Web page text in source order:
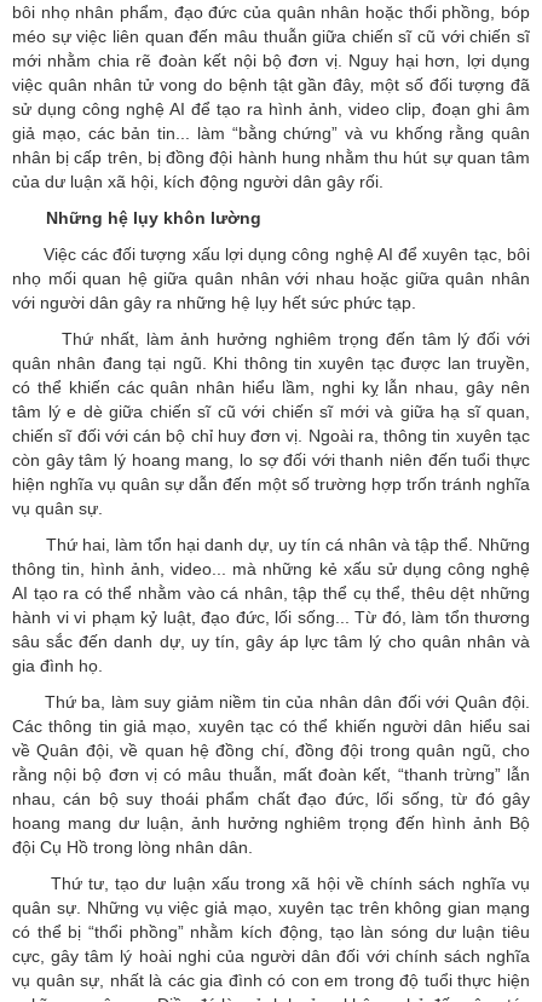
bôi nhọ nhân phẩm, đạo đức của quân nhân hoặc thổi phồng, bóp
méo sự việc liên quan đến mâu thuẫn giữa chiến sĩ cũ với chiến sĩ
mới nhằm chia rẽ đoàn kết nội bộ đơn vị. Nguy hại hơn, lợi dụng
việc quân nhân tử vong do bệnh tật gần đây, một số đối tượng đã
sử dụng công nghệ AI để tạo ra hình ảnh, video clip, đoạn ghi âm
giả mạo, các bản tin... làm “bằng chứng” và vu khống rằng quân
nhân bị cấp trên, bị đồng đội hành hung nhằm thu hút sự quan tâm
của dư luận xã hội, kích động người dân gây rối.
Những hệ lụy khôn lường
Việc các đối tượng xấu lợi dụng công nghệ AI để xuyên tạc, bôi
nhọ mối quan hệ giữa quân nhân với nhau hoặc giữa quân nhân
với người dân gây ra những hệ lụy hết sức phức tạp.
Thứ nhất, làm ảnh hưởng nghiêm trọng đến tâm lý đối với
quân nhân đang tại ngũ. Khi thông tin xuyên tạc được lan truyền,
có thể khiến các quân nhân hiểu lầm, nghi kỵ lẫn nhau, gây nên
tâm lý e dè giữa chiến sĩ cũ với chiến sĩ mới và giữa hạ sĩ quan,
chiến sĩ đối với cán bộ chỉ huy đơn vị. Ngoài ra, thông tin xuyên tạc
còn gây tâm lý hoang mang, lo sợ đối với thanh niên đến tuổi thực
hiện nghĩa vụ quân sự dẫn đến một số trường hợp trốn tránh nghĩa
vụ quân sự.
Thứ hai, làm tổn hại danh dự, uy tín cá nhân và tập thể. Những
thông tin, hình ảnh, video... mà những kẻ xấu sử dụng công nghệ
AI tạo ra có thể nhằm vào cá nhân, tập thể cụ thể, thêu dệt những
hành vi vi phạm kỷ luật, đạo đức, lối sống... Từ đó, làm tổn thương
sâu sắc đến danh dự, uy tín, gây áp lực tâm lý cho quân nhân và
gia đình họ.
Thứ ba, làm suy giảm niềm tin của nhân dân đối với Quân đội.
Các thông tin giả mạo, xuyên tạc có thể khiến người dân hiểu sai
về Quân đội, về quan hệ đồng chí, đồng đội trong quân ngũ, cho
rằng nội bộ đơn vị có mâu thuẫn, mất đoàn kết, “thanh trừng” lẫn
nhau, cán bộ suy thoái phẩm chất đạo đức, lối sống, từ đó gây
hoang mang dư luận, ảnh hưởng nghiêm trọng đến hình ảnh Bộ
đội Cụ Hồ trong lòng nhân dân.
Thứ tư, tạo dư luận xấu trong xã hội về chính sách nghĩa vụ
quân sự. Những vụ việc giả mạo, xuyên tạc trên không gian mạng
có thể bị “thổi phồng” nhằm kích động, tạo làn sóng dư luận tiêu
cực, gây tâm lý hoài nghi của người dân đối với chính sách nghĩa
vụ quân sự, nhất là các gia đình có con em trong độ tuổi thực hiện